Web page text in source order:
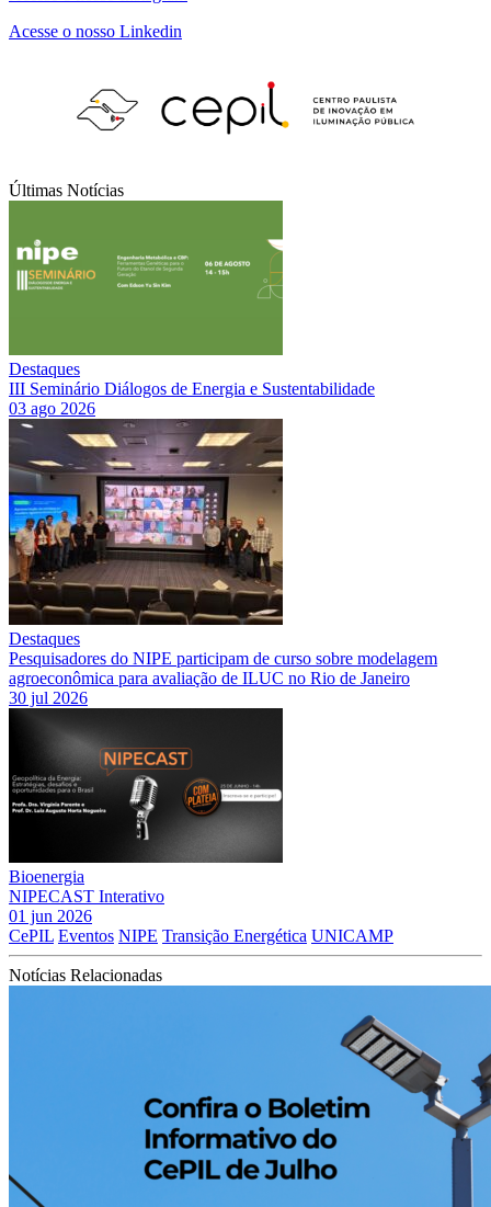
Acesse o nosso Linkedin
Últimas Notícias
Destaques
III Seminário Diálogos de Energia e Sustentabilidade
03 ago 2026
Destaques
Pesquisadores do NIPE participam de curso sobre modelagem
agroeconômica para avaliação de ILUC no Rio de Janeiro
30 jul 2026
Bioenergia
NIPECAST Interativo
01 jun 2026
CePIL Eventos NIPE Transição Energética UNICAMP
Notícias Relacionadas